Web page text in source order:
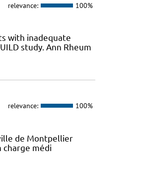
relevance: 100%
with inadequate
study. Ann Rheum
relevance: 100%
de Montpellier
médi